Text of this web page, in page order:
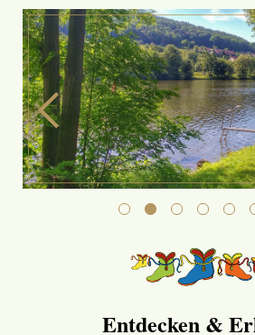
Entdecken &